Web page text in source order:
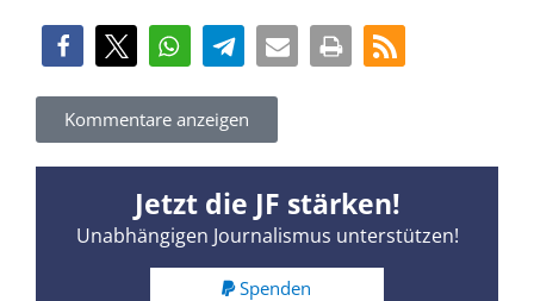
Kommentare anzeigen
Jetzt die JF stärken!
Unabhängigen Journalismus unterstützen!
Spenden